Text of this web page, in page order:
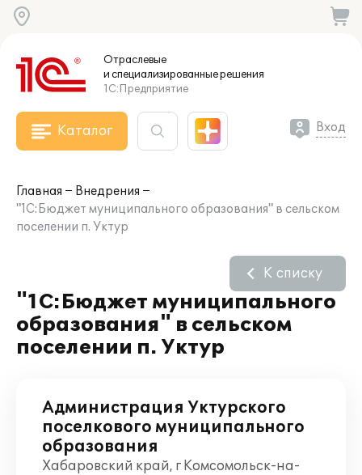
Отраслевые
и специализированныерешения
1С:Предприятие
Каталог Вход
Главная
Внедрения
"1С:Бюджет муниципального образования" в сельском
поселении п. Уктур
"1С:Бюджет муниципального
образования" в сельском
поселении п. Уктур
К списку
Администрация Уктурского
поселкового муниципального
образования
Хабаровский край, г Комсомольск-на-